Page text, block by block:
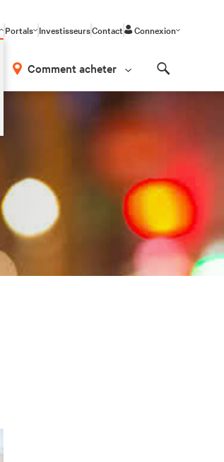
Portals InvestisseursContact Connexion
Comment acheter